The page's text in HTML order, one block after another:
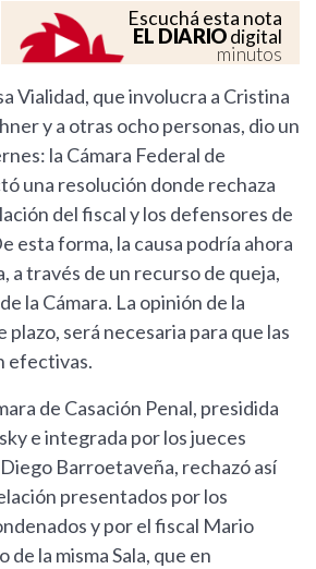
Escuchá esta nota
EL DIARIOdigital
minutos
Vialidad, que involucra a Cristina
y a otras ocho personas, dio un
la Cámara Federal de
una resolución donde rechaza
del fiscal y los defensores de
esta forma, la causa podría ahora
a través de un recurso de queja,
la Cámara. La opinión de la
será necesaria para que las
efectivas.
de Casación Penal, presidida
e integrada por los jueces
Barroetaveña, rechazó así
presentados por los
y por el fiscal Mario
la misma Sala, que en